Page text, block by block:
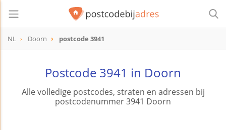
NL Doorn postcode 3941
Postcode 3941 in Doorn
Alle volledige postcodes, straten en adressen bij
postcodenummer 3941 Doorn